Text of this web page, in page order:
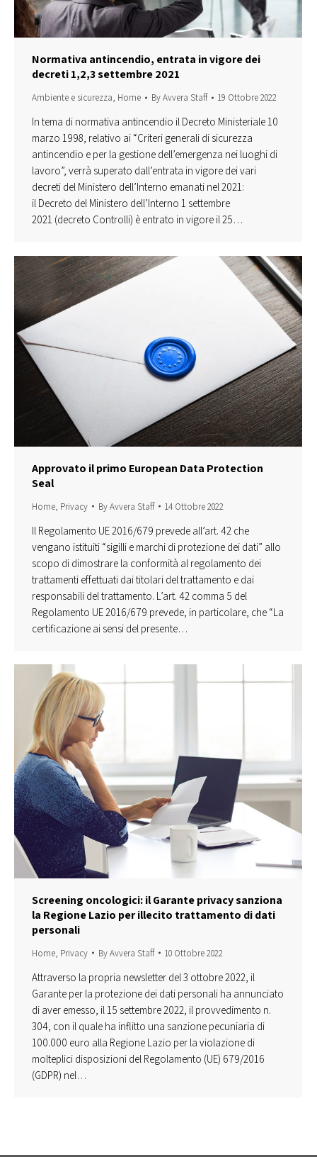
Normativa antincendio, entrata in vigore dei
decreti 1,2,3 settembre 2021
Ambiente e sicurezza, Home ByAvvera Staff 19 Ottobre 2022
In tema di normativa antincendio il Decreto Ministeriale 10
marzo 1998, relativo ai “Criteri generali di sicurezza
antincendio e per la gestione dell’emergenza nei luoghi di
lavoro”, verrà superato dall’entrata in vigore dei vari
decreti del Ministero dell’Interno emanati nel 2021:
il Decreto del Ministero dell’Interno 1 settembre
2021 (decreto Controlli) è entrato in vigore il 25…
Approvato il primo European Data Protection
Seal
Home, Privacy ByAvvera Staff 14 Ottobre 2022
Il Regolamento UE 2016/679 prevede all’art. 42 che
vengano istituiti “sigilli e marchi di protezione dei dati” allo
scopo di dimostrare la conformità al regolamento dei
trattamenti effettuati dai titolari del trattamento e dai
responsabili del trattamento. L’art. 42 comma 5 del
Regolamento UE 2016/679 prevede, in particolare, che “La
certificazione ai sensi del presente…
Screening oncologici: il Garante privacy sanziona
la Regione Lazio per illecito trattamento di dati
personali
Home, Privacy ByAvvera Staff 10 Ottobre 2022
Attraverso la propria newsletter del 3 ottobre 2022, il
Garante per la protezione dei dati personali ha annunciato
di aver emesso, il 15 settembre 2022, il provvedimento n.
304, con il quale ha inflitto una sanzione pecuniaria di
100.000 euro alla Regione Lazio per la violazione di
molteplici disposizioni del Regolamento (UE) 679/2016
(GDPR) nel…